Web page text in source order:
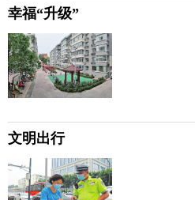
幸福“升级”
文明出行